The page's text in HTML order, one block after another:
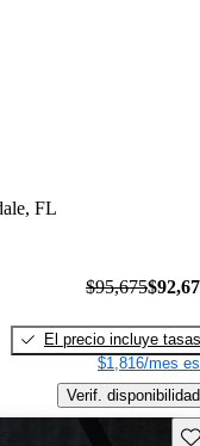
FL
$95,675
El precio incluye tasas
$1,816/mes
Verif. disponibilidad